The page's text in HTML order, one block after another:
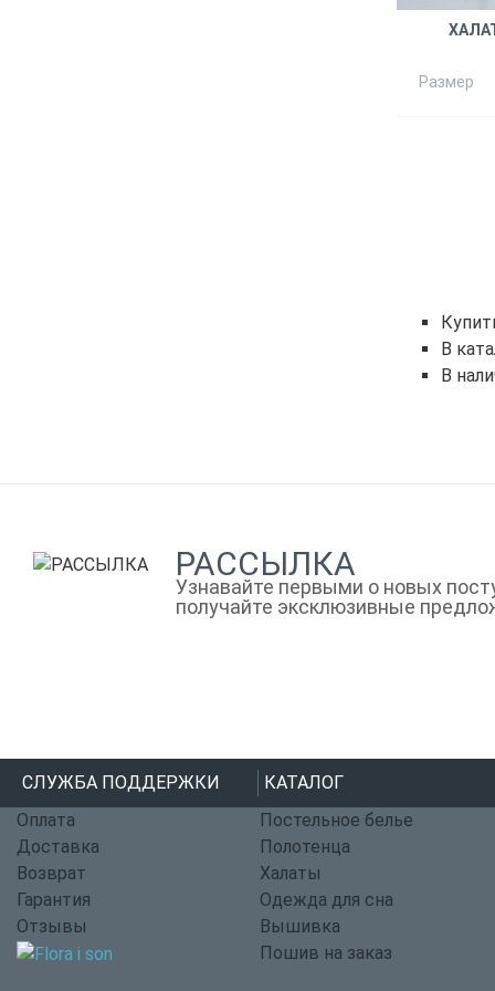
Размер
В
В
РАССЫЛКА
Узнавайте первыми о новых
получайте эксклюзивные
СЛУЖБА ПОДДЕРЖКИ
КАТАЛОГ
Оплата
Доставка
Возврат
Гарантия
Отзывы
Постельное белье
Полотенца
Халаты
Одежда для сна
Вышивка
Пошив на заказ